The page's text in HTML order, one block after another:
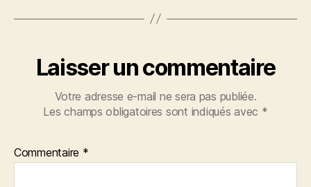
Laisser un commentaire
Votre adresse e-mail ne sera pas publiée.
Les champs obligatoires sont indiqués avec *
Commentaire *